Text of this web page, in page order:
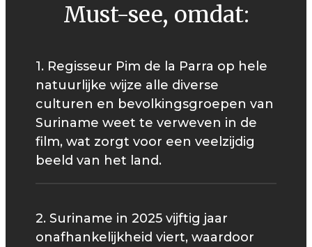
Must-see, omdat:
1. Regisseur Pim de la Parra op hele
natuurlijke wijze alle diverse
culturen en bevolkingsgroepen van
Suriname weet te verweven in de
film, wat zorgt voor een veelzijdig
beeld van het land.
2. Suriname in 2025 vijftig jaar
onafhankelijkheid viert, waardoor